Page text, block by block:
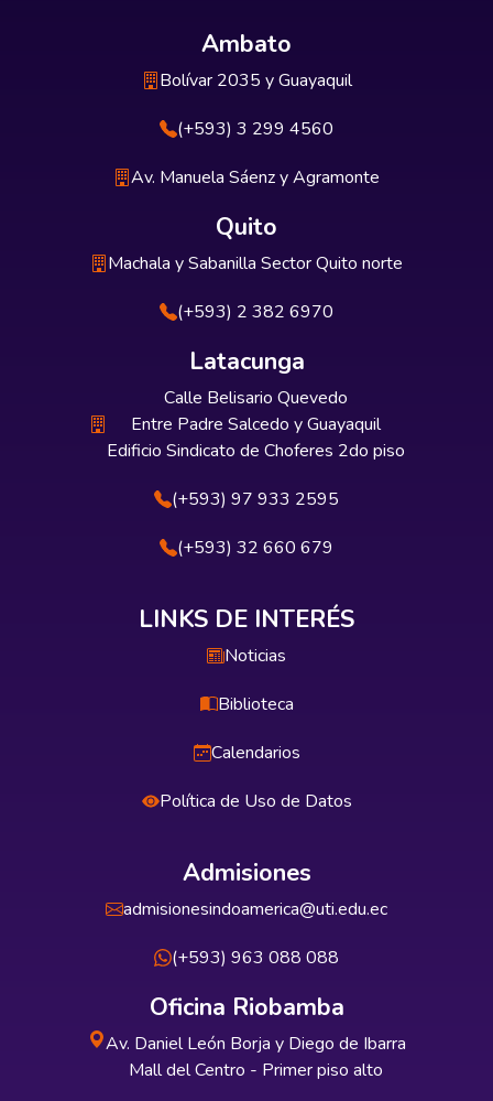
Ambato
Bolívar 2035 y Guayaquil
(+593) 3 299 4560
Av. Manuela Sáenz y Agramonte
Quito
Machala y Sabanilla Sector Quito norte
(+593) 2 382 6970
Latacunga
Calle Belisario Quevedo
Entre Padre Salcedo y Guayaquil
Edificio Sindicato de Choferes 2do piso
(+593) 97 933 2595
(+593) 32 660 679
LINKS DE INTERÉS
Noticias
Biblioteca
Calendarios
Política de Uso de Datos
Admisiones
admisionesindoamerica@uti.edu.ec
(+593) 963 088 088
Oficina Riobamba
Av. Daniel León Borja y Diego de Ibarra
Mall del Centro - Primer piso alto